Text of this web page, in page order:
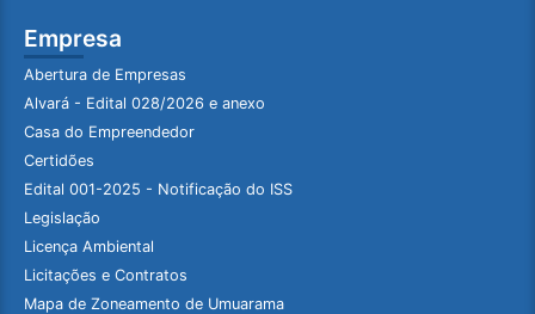
Empresa
Abertura de Empresas
Alvará - Edital 028/2026 e anexo
Casa do Empreendedor
Certidões
Edital 001-2025 - Notificação do ISS
Legislação
Licença Ambiental
Licitações e Contratos
Mapa de Zoneamento de Umuarama